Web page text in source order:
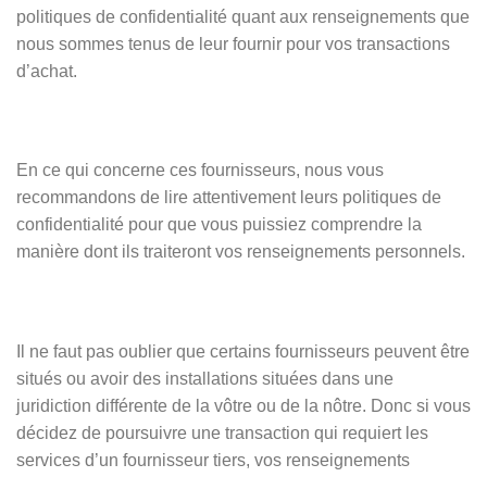
politiques de confidentialité quant aux renseignements que
nous sommes tenus de leur fournir pour vos transactions
d’achat.
En ce qui concerne ces fournisseurs, nous vous
recommandons de lire attentivement leurs politiques de
confidentialité pour que vous puissiez comprendre la
manière dont ils traiteront vos renseignements personnels.
Il ne faut pas oublier que certains fournisseurs peuvent être
situés ou avoir des installations situées dans une
juridiction différente de la vôtre ou de la nôtre. Donc si vous
décidez de poursuivre une transaction qui requiert les
services d’un fournisseur tiers, vos renseignements